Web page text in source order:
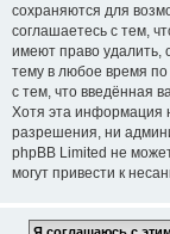
сохраняются для
соглашаетесь с тем,
имеют право удалить,
тему в любое время по
с тем, что введённая
Хотя эта информация
разрешения, ни
phpBB Limited не
могут привести к